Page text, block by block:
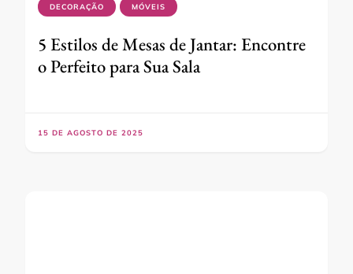
DECORAÇÃO MÓVEIS
5 Estilos de Mesas de Jantar: Encontre
o Perfeito para Sua Sala
15 DE AGOSTO DE 2025